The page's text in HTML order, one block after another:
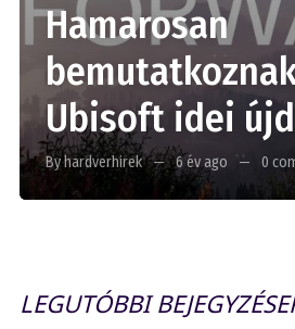
Hamarosan
Ubisoft idei
By hardverhirek 6 év ago 0
LEGUTÓBBI